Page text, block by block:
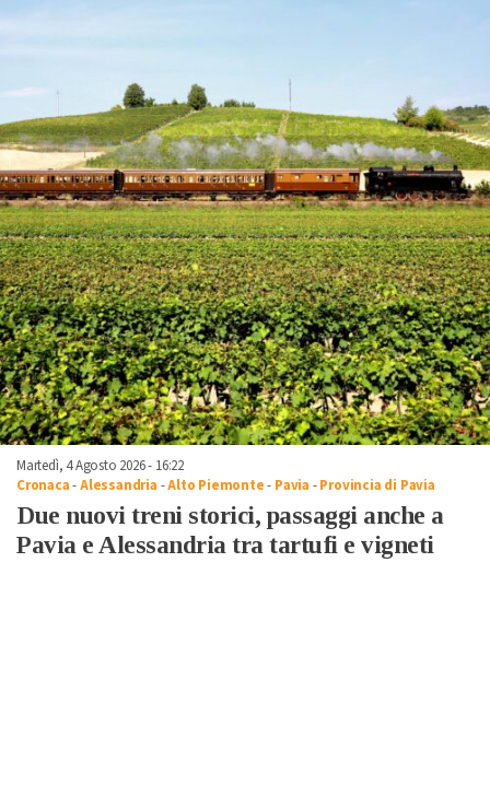
Martedì, 4 Agosto 2026 - 16:22
Cronaca-Alessandria -Alto Piemonte- Pavia -Provincia di Pavia
Due nuovi treni storici, passaggi anche a
Pavia e Alessandria tra tartufi e vigneti